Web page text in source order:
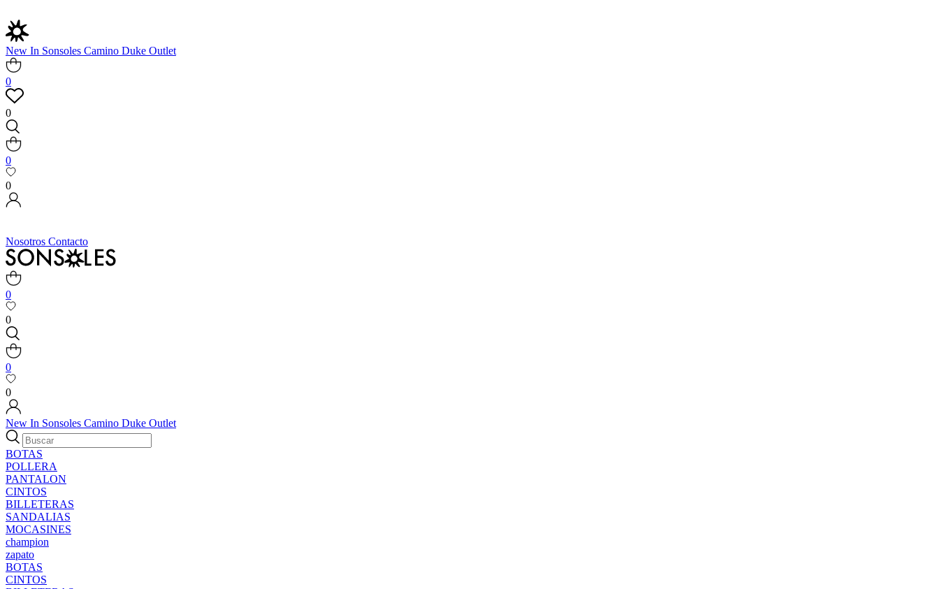
New In Sonsoles Camino Duke Outlet
0
0
0
0
Nosotros Contacto
0
0
0
0
New In Sonsoles Camino Duke Outlet
BOTAS
POLLERA
PANTALON
CINTOS
BILLETERAS
SANDALIAS
MOCASINES
champion
zapato
BOTAS
CINTOS